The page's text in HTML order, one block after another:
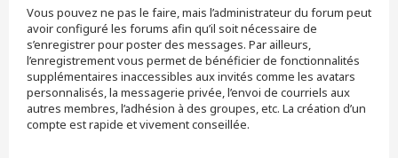
Vous pouvez ne pas le faire, mais l’administrateur du forum peut
avoir configuré les forums afin qu’il soit nécessaire de
s’enregistrer pour poster des messages. Par ailleurs,
l’enregistrement vous permet de bénéficier de fonctionnalités
supplémentaires inaccessibles aux invités comme les avatars
personnalisés, la messagerie privée, l’envoi de courriels aux
autres membres, l’adhésion à des groupes, etc. La création d’un
compte est rapide et vivement conseillée.